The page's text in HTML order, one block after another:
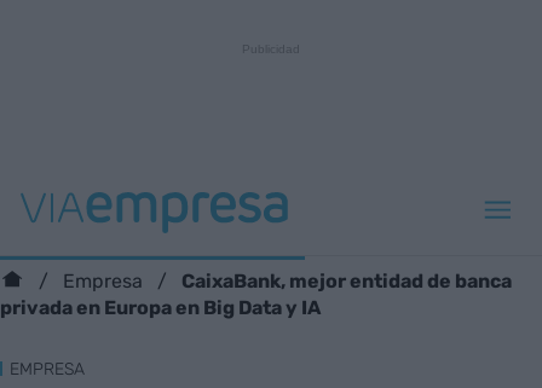
Empresa
CaixaBank, mejor entidad de banca
privada en Europa en Big Data y IA
EMPRESA